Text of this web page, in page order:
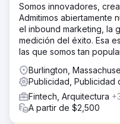
Somos innovadores,
Admitimos abiertamente
el inbound marketing, la
medición del éxito. Esa
las que somos tan
Burlington,
Publicidad, Publicidad
Fintech, Arquitectura
A partir de $2,500